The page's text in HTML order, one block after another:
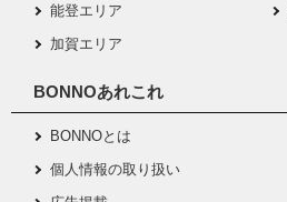
能登エリア
加賀エリア
BONNOあれこれ
BONNOとは
個人情報の取り扱い